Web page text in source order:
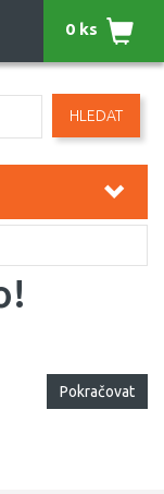
HLEDAT
0 ks
Pokračovat